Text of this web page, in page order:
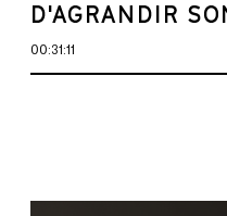
D'AGRANDIR
00:31:11